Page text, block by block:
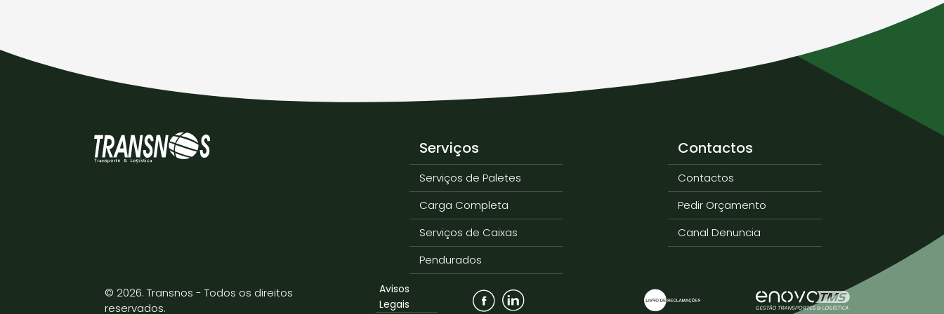
Serviços
Serviços de Paletes
Carga Completa
Serviços de Caixas
Pendurados
Contactos
Contactos
Pedir Orçamento
Canal Denuncia
© 2026. Transnos - Todos os direitos
reservados.
Avisos
Legais